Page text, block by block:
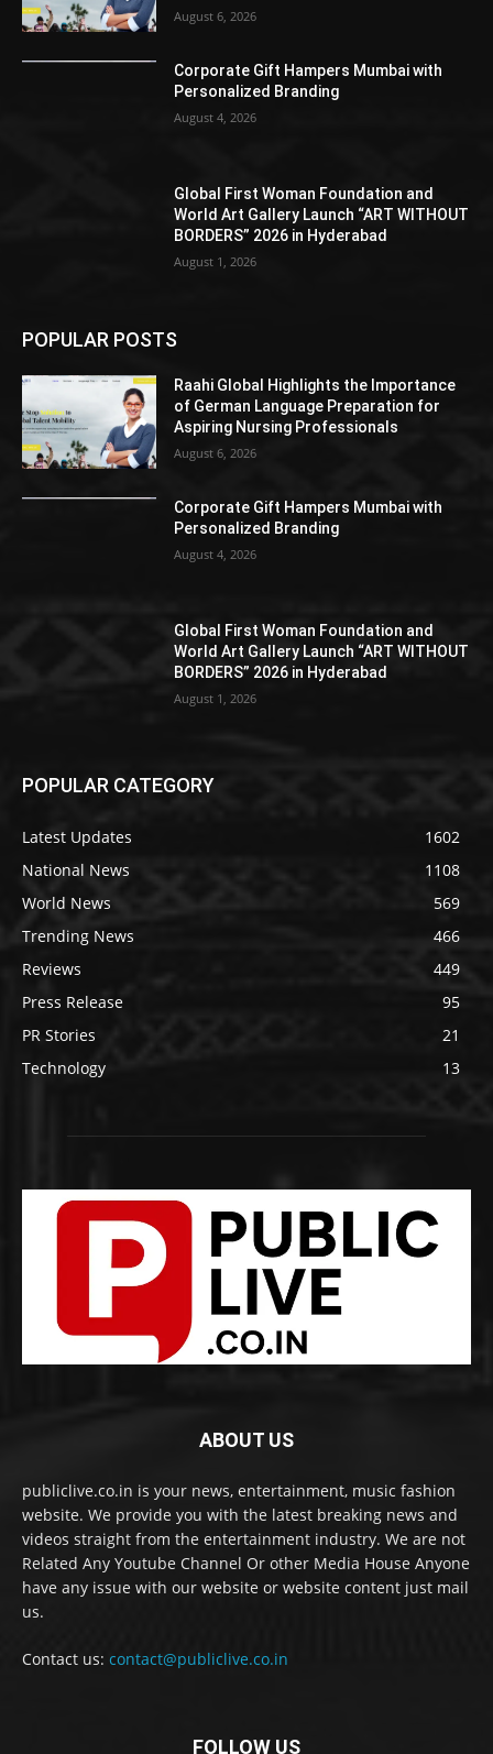
August 6, 2026
Corporate Gift Hampers Mumbai with
Personalized Branding
August 4, 2026
Global First Woman Foundation and
World Art Gallery Launch “ART WITHOUT
BORDERS” 2026 in Hyderabad
August 1, 2026
POPULAR POSTS
Raahi Global Highlights the Importance
of German Language Preparation for
Aspiring Nursing Professionals
August 6, 2026
Corporate Gift Hampers Mumbai with
Personalized Branding
August 4, 2026
Global First Woman Foundation and
World Art Gallery Launch “ART WITHOUT
BORDERS” 2026 in Hyderabad
August 1, 2026
POPULAR CATEGORY
Latest Updates
1602
National News
1108
World News
569
Trending News
466
Reviews
449
Press Release
95
PR Stories
21
Technology
13
ABOUT US
publiclive.co.in is your news, entertainment, music fashion
website. We provide you with the latest breaking news and
videos straight from the entertainment industry. We are not
Related Any Youtube Channel Or other Media House Anyone
have any issue with our website or website content just mail
us.
Contact us: contact@publiclive.co.in
FOLLOW US